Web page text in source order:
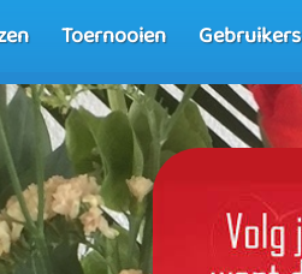
Toernooien Gebruikers